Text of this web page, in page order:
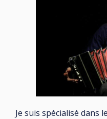
Je suis spécialisé